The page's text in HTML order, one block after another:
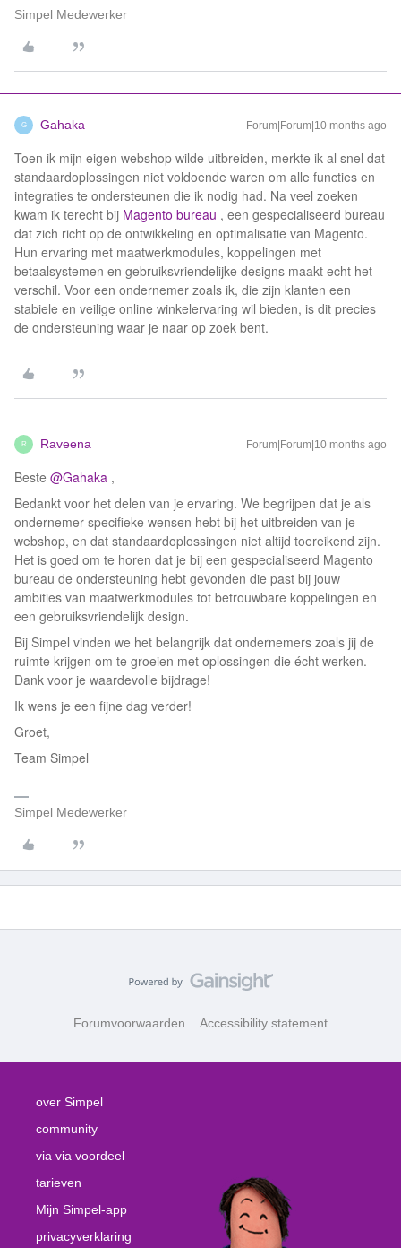
Simpel Medewerker
G Gahaka Forum|Forum|10 months ago
Toen ik mijn eigen webshop wilde uitbreiden, merkte ik al snel dat
standaardoplossingen niet voldoende waren om alle functies en
integraties te ondersteunen die ik nodig had. Na veel zoeken
kwam ik terecht bij Magento bureau , een gespecialiseerd bureau
dat zich richt op de ontwikkeling en optimalisatie van Magento.
Hun ervaring met maatwerkmodules, koppelingen met
betaalsystemen en gebruiksvriendelijke designs maakt echt het
verschil. Voor een ondernemer zoals ik, die zijn klanten een
stabiele en veilige online winkelervaring wil bieden, is dit precies
de ondersteuning waar je naar op zoek bent.
R Raveena Forum|Forum|10 months ago
Beste ​ @Gahaka ,
Bedankt voor het delen van je ervaring. We begrijpen dat je als
ondernemer specifieke wensen hebt bij het uitbreiden van je
webshop, en dat standaardoplossingen niet altijd toereikend zijn.
Het is goed om te horen dat je bij een gespecialiseerd Magento
bureau de ondersteuning hebt gevonden die past bij jouw
ambities van maatwerkmodules tot betrouwbare koppelingen en
een gebruiksvriendelijk design.
Bij Simpel vinden we het belangrijk dat ondernemers zoals jij de
ruimte krijgen om te groeien met oplossingen die écht werken.
Dank voor je waardevolle bijdrage!
Ik wens je een fijne dag verder!
Groet,
Team Simpel
Simpel Medewerker
Forumvoorwaarden Accessibility statement
over Simpel
community
via via voordeel
tarieven
Mijn Simpel-app
privacyverklaring